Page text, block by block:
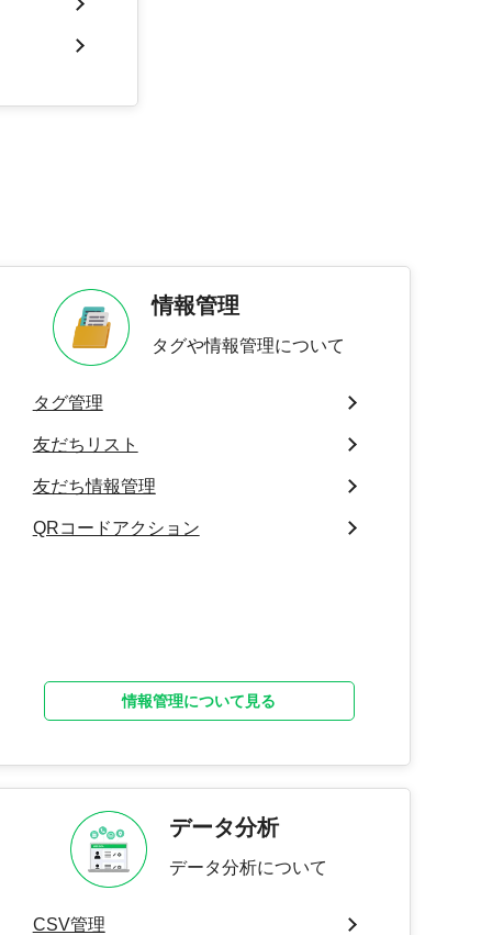
情報管理
タグや情報管理について
タグ管理
友だちリスト
友だち情報管理
QRコードアクション
情報管理について見る
データ分析
データ分析について
CSV管理